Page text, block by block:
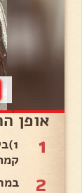
אופן
1
2